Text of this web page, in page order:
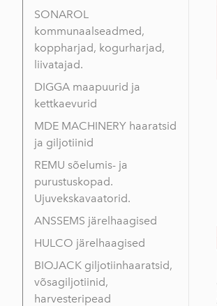
SONAROL
kommunaalseadmed,
koppharjad, kogurharjad,
liivatajad.
DIGGA maapuurid ja
kettkaevurid
MDE MACHINERY haaratsid
ja giljotiinid
REMU sõelumis- ja
purustuskopad.
Ujuvekskavaatorid.
ANSSEMS järelhaagised
HULCO järelhaagised
BIOJACK giljotiinhaaratsid,
võsagiljotiinid,
harvesteripead